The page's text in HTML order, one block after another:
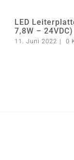
LED
7,8W – 24VDC)
11. Juni 2022 | 0